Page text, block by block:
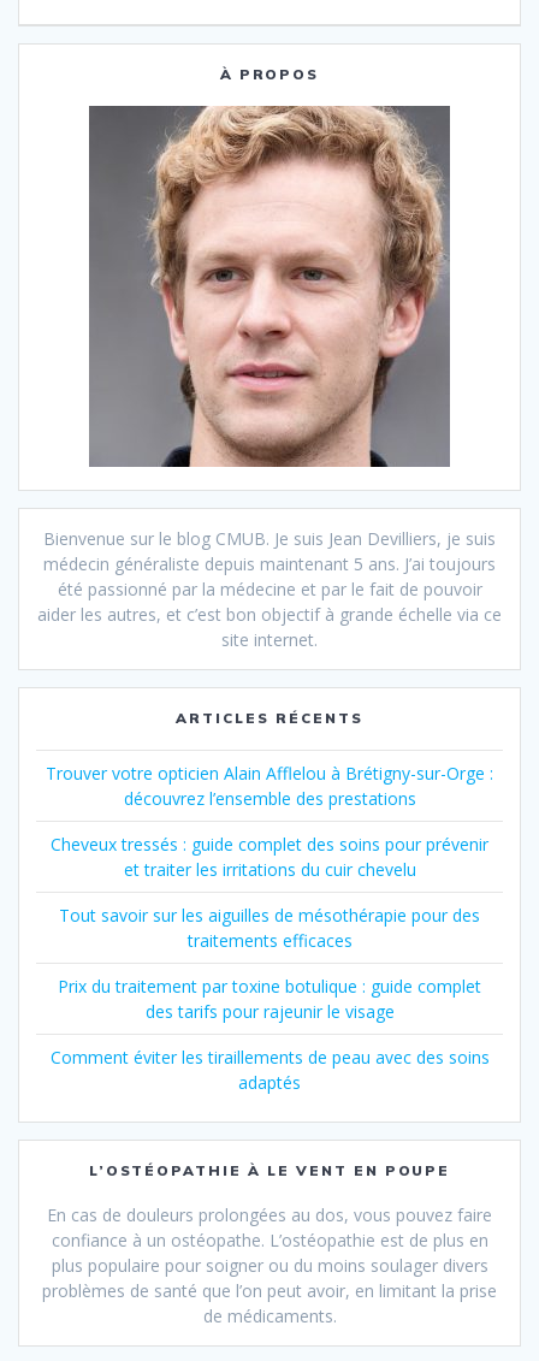
À PROPOS
Bienvenue sur le blog CMUB. Je suis Jean Devilliers, je suis
médecin généraliste depuis maintenant 5 ans. J’ai toujours
été passionné par la médecine et par le fait de pouvoir
aider les autres, et c’est bon objectif à grande échelle via ce
site internet.
ARTICLES RÉCENTS
Trouver votre opticien Alain Afflelou à Brétigny-sur-Orge :
découvrez l’ensemble des prestations
Cheveux tressés : guide complet des soins pour prévenir
et traiter les irritations du cuir chevelu
Tout savoir sur les aiguilles de mésothérapie pour des
traitements efficaces
Prix du traitement par toxine botulique : guide complet
des tarifs pour rajeunir le visage
Comment éviter les tiraillements de peau avec des soins
adaptés
L’OSTÉOPATHIE À LE VENT EN POUPE
En cas de douleurs prolongées au dos, vous pouvez faire
confiance à un ostéopathe. L’ostéopathie est de plus en
plus populaire pour soigner ou du moins soulager divers
problèmes de santé que l’on peut avoir, en limitant la prise
de médicaments.